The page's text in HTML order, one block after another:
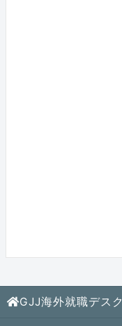
GJJ海外就職デスク